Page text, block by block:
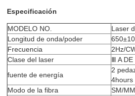
Especificación
MODELO NO.
Laser
Longitud de onda/poder
Frecuencia
2Hz/
Clase del laser
Ⅲ A
fuente de energía
2
4hours
Modo de la fibra
SM/MM